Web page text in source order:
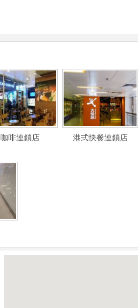
咖啡連鎖店 港式快餐連鎖店